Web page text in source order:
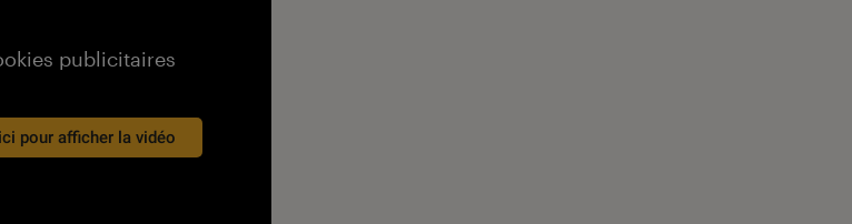
publicitaires
pour afficher la vidéo